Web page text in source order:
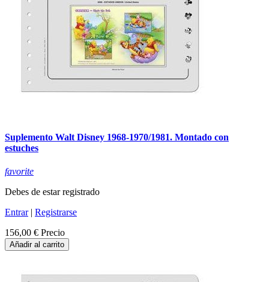
Suplemento Walt Disney 1968-1970/1981. Montado con
estuches
favorite
Debes de estar registrado
Entrar| Registrarse
156,00 € Precio
Añadir al carrito